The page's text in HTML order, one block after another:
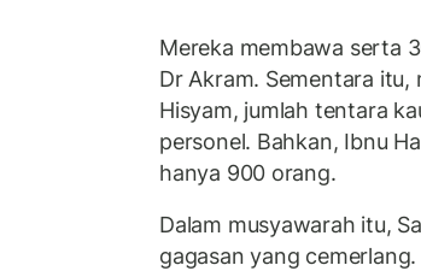
Mereka membawa serta
Dr Akram. Sementara itu,
Hisyam, jumlah tentara
personel. Bahkan, Ibnu
hanya 900 orang.
Dalam musyawarah itu,
gagasan yang